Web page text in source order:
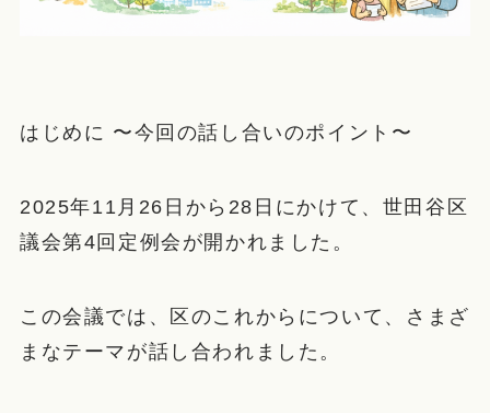
はじめに 〜今回の話し合いのポイント〜
2025年11月26日から28日にかけて、世田谷区
議会第4回定例会が開かれました。
この会議では、区のこれからについて、さまざ
まなテーマが話し合われました。